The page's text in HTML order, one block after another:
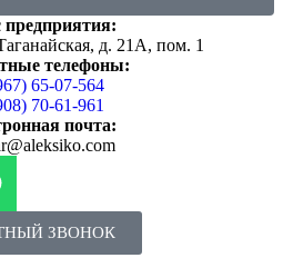
предприятия:
д. 21А, пом. 1
телефоны:
65-07-564
70-61-961
почта:
ЗВОНОК